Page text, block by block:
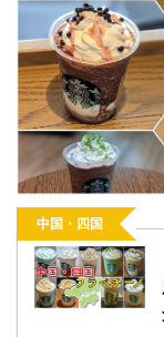
中国・四国